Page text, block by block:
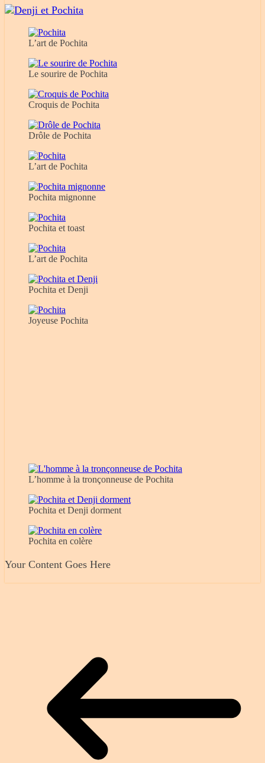
L’art de Pochita
Le sourire de Pochita
Croquis de Pochita
Drôle de Pochita
L’art de Pochita
Pochita mignonne
Pochita et toast
L’art de Pochita
Pochita et Denji
Joyeuse Pochita
L’homme à la tronçonneuse de Pochita
Pochita et Denji dorment
Pochita en colère
Your Content Goes Here